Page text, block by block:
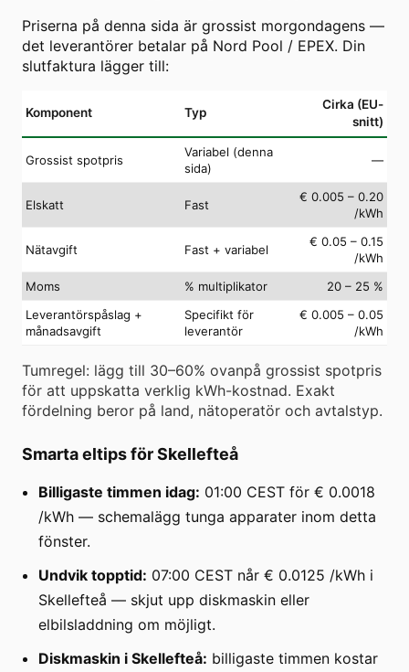
Priserna på denna sida är grossist morgondagens —
det leverantörer betalar på Nord Pool / EPEX. Din
slutfaktura lägger till:
Komponent Typ
Cirka (EU-
snitt)
Grossist spotpris
Variabel (denna
sida)
—
Elskatt Fast
€ 0.005 – 0.20
/kWh
Nätavgift Fast + variabel
€ 0.05 – 0.15
/kWh
Moms
% multiplikator
20 – 25 %
Leverantörspåslag +
månadsavgift
Specifikt för
leverantör
€ 0.005 – 0.05
/kWh
Tumregel: lägg till 30–60% ovanpå grossist spotpris
för att uppskatta verklig kWh-kostnad. Exakt
fördelning beror på land, nätoperatör och avtalstyp.
Smarta eltips för Skellefteå
Billigaste timmen idag: 01:00 CEST för € 0.0018
/kWh — schemalägg tunga apparater inom detta
fönster.
Undvik topptid: 07:00 CEST når € 0.0125 /kWh i
Skellefteå — skjut upp diskmaskin eller
elbilsladdning om möjligt.
Diskmaskin i Skellefteå: billigaste timmen kostar